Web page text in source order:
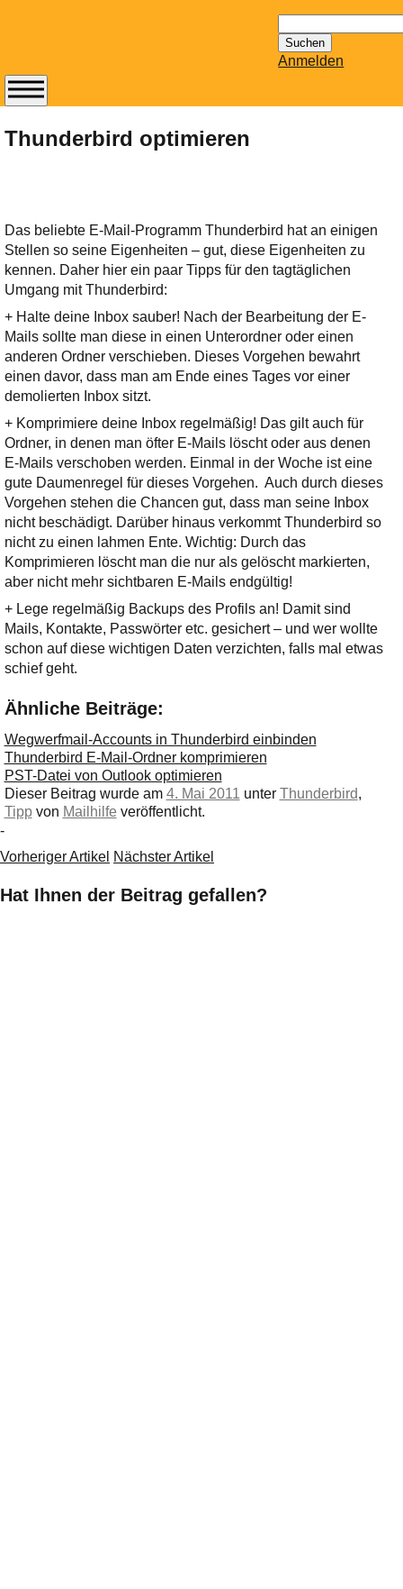
nach:
Anmelden
Thunderbird optimieren
Das beliebte E-Mail-Programm Thunderbird hat an einigen
Stellen so seine Eigenheiten – gut, diese Eigenheiten zu
kennen. Daher hier ein paar Tipps für den tagtäglichen
Umgang mit Thunderbird:
+ Halte deine Inbox sauber! Nach der Bearbeitung der E-
Mails sollte man diese in einen Unterordner oder einen
anderen Ordner verschieben. Dieses Vorgehen bewahrt
einen davor, dass man am Ende eines Tages vor einer
demolierten Inbox sitzt.
+ Komprimiere deine Inbox regelmäßig! Das gilt auch für
Ordner, in denen man öfter E-Mails löscht oder aus denen
E-Mails verschoben werden. Einmal in der Woche ist eine
gute Daumenregel für dieses Vorgehen. Auch durch dieses
Vorgehen stehen die Chancen gut, dass man seine Inbox
nicht beschädigt. Darüber hinaus verkommt Thunderbird so
nicht zu einen lahmen Ente. Wichtig: Durch das
Komprimieren löscht man die nur als gelöscht markierten,
aber nicht mehr sichtbaren E-Mails endgültig!
+ Lege regelmäßig Backups des Profils an! Damit sind
Mails, Kontakte, Passwörter etc. gesichert – und wer wollte
schon auf diese wichtigen Daten verzichten, falls mal etwas
schief geht.
Ähnliche Beiträge:
Wegwerfmail-Accounts in Thunderbird einbinden
Thunderbird E-Mail-Ordner komprimieren
PST-Datei von Outlook optimieren
Dieser Beitrag wurde am 4. Mai 2011 unter Thunderbird,
Tipp von Mailhilfe veröffentlicht.
-
Vorheriger Artikel Nächster Artikel
Hat Ihnen der Beitrag gefallen?
Abonnieren Sie den
14-tägig
Der ständig aktuelle
Tipps zu Thema
Email für Sie
bereithält!
Wie z.B. Outlook,
GMail, Thunderbird
oder auch
KuNoMail, usw.
Adresse:
E-Mail
E-Mail bestätigen